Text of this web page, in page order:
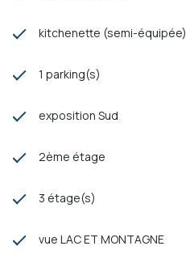
kitchenette (semi-équipée)
1 parking(s)
exposition Sud
2ème étage
3 étage(s)
vue LAC ET MONTAGNE